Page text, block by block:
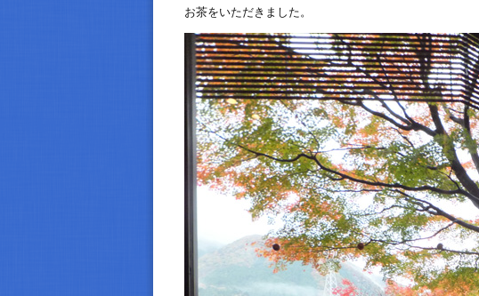
お茶をいただきました。